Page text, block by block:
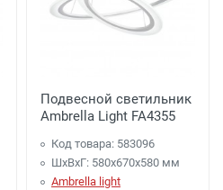
Подвесной светильник
Ambrella Light FA4355
Код товара: 583096
ШхВхГ: 580x670x580 мм
Ambrella light